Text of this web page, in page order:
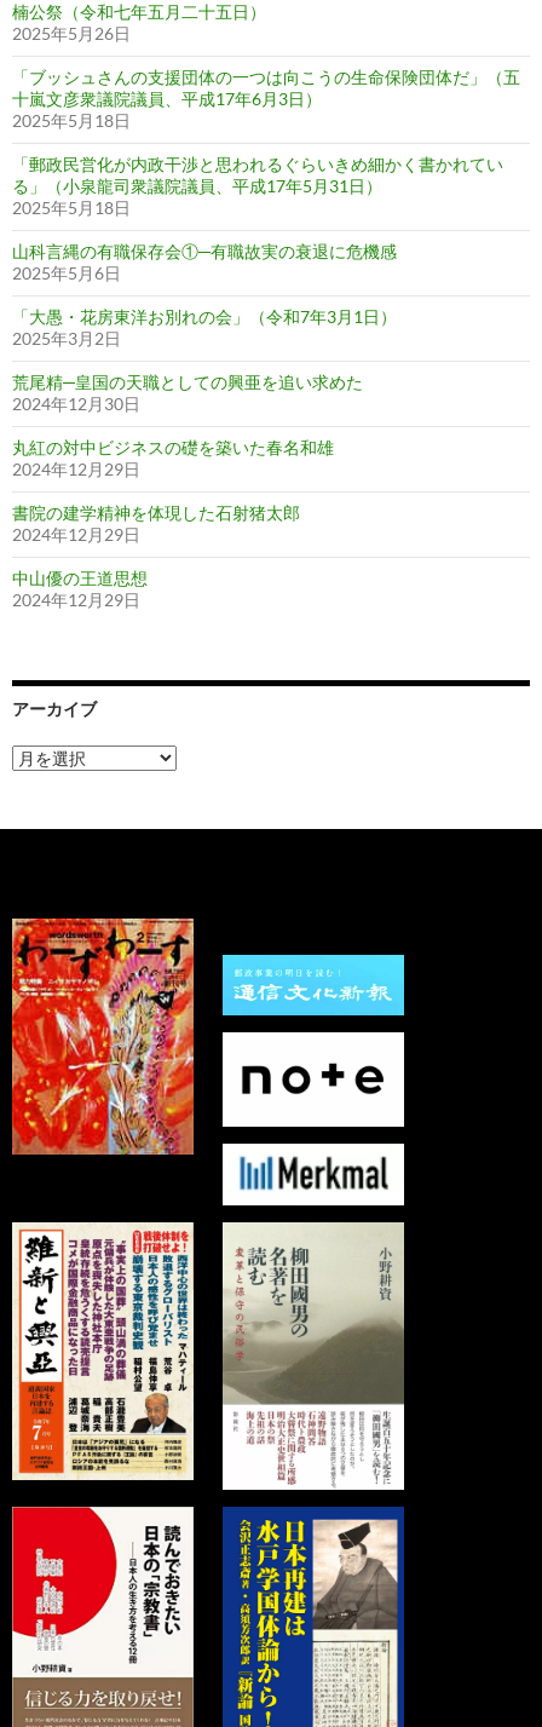
楠公祭（令和七年五月二十五日）
2025年5月26日
「ブッシュさんの支援団体の一つは向こうの生命保険団体だ」（五
十嵐文彦衆議院議員、平成17年6月3日）
2025年5月18日
「郵政民営化が内政干渉と思われるぐらいきめ細かく書かれてい
る」（小泉龍司衆議院議員、平成17年5月31日）
2025年5月18日
山科言縄の有職保存会①─有職故実の衰退に危機感
2025年5月6日
「大愚・花房東洋お別れの会」（令和7年3月1日）
2025年3月2日
荒尾精─皇国の天職としての興亜を追い求めた
2024年12月30日
丸紅の対中ビジネスの礎を築いた春名和雄
2024年12月29日
書院の建学精神を体現した石射猪太郎
2024年12月29日
中山優の王道思想
2024年12月29日
アーカイブ
ア
ー